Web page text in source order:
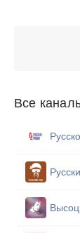
Все